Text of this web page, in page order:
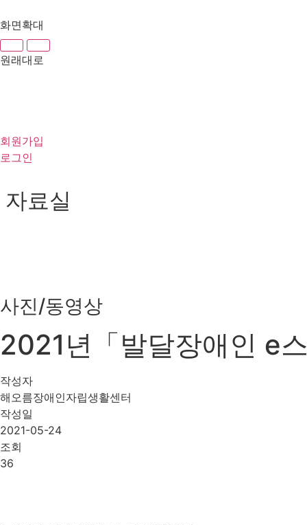
화면확대
원래대로
회원가입
로그인
자료실
사진/동영상
2021년「발달장애인 e
작성자
해오름장애인자립생활센터
작성일
2021-05-24
조회
36